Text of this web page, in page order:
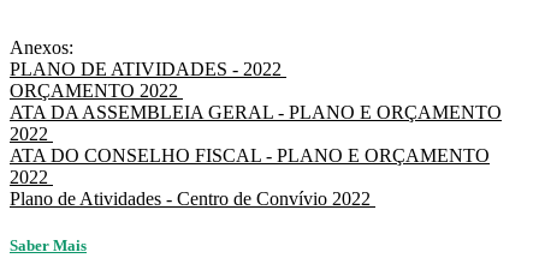
Anexos:
PLANO DE ATIVIDADES - 2022
ORÇAMENTO 2022
ATA DA ASSEMBLEIA GERAL - PLANO E ORÇAMENTO
2022
ATA DO CONSELHO FISCAL - PLANO E ORÇAMENTO
2022
Plano de Atividades - Centro de Convívio 2022
Saber Mais